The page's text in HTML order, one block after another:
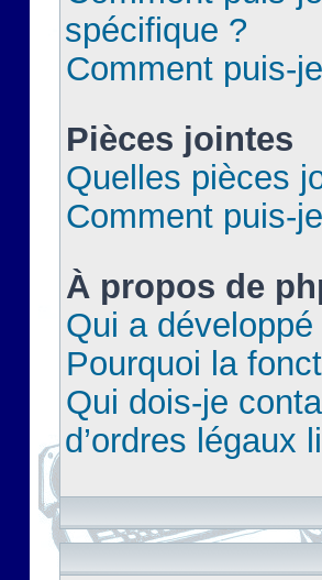
spécifique ?
Comment puis-
Pièces jointes
Quelles pièces
Comment puis-
À propos de
Qui a
Pourquoi la
Qui dois-je
d’ordres légaux